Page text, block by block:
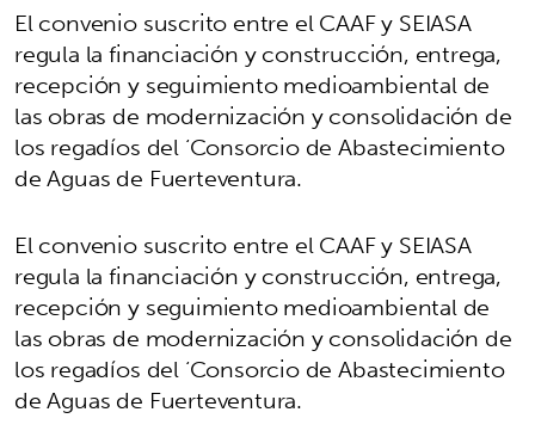
El convenio suscrito entre el CAAF y SEIASA
regula la financiación y construcción, entrega,
recepción y seguimiento medioambiental de
las obras de modernización y consolidación de
los regadíos del ‘Consorcio de Abastecimiento
de Aguas de Fuerteventura.
El convenio suscrito entre el CAAF y SEIASA
regula la financiación y construcción, entrega,
recepción y seguimiento medioambiental de
las obras de modernización y consolidación de
los regadíos del ‘Consorcio de Abastecimiento
de Aguas de Fuerteventura.